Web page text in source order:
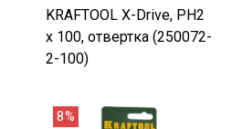
KRAFTOOL Х-Drive, PH2
x 100, отвертка (250072-
2-100)
8%